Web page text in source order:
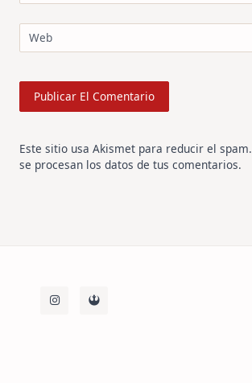
Web
Este sitio usa Akismet para reducir el spam.
se procesan los datos de tus comentarios.